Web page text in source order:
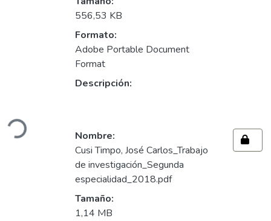
Cargando...
556,53 KB
Formato:
Adobe Portable Document
Format
Descripción:
Nombre:
Cusi Timpo, José Carlos_Trabajo
de investigación_Segunda
especialidad_2018.pdf
Tamaño:
1,14 MB